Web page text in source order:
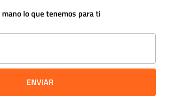
lo que tenemos para ti
ENVIAR